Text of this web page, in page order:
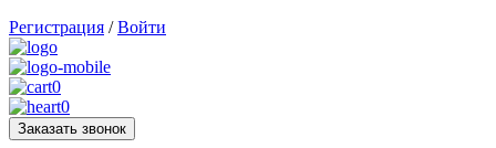
Регистрация / Войти
0
0
Заказать звонок